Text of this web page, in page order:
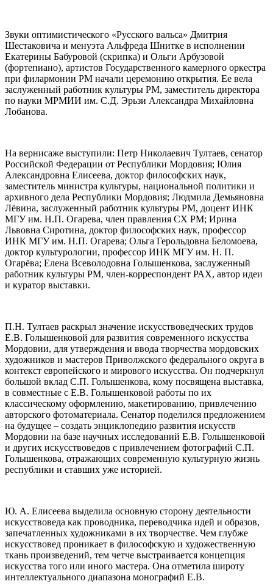
Звуки оптимистического «Русского вальса» Дмитрия
Шестаковича и менуэта Альфреда Шнитке в исполнении
Екатерины Бабуровой (скрипка) и Ольги Арбузовой
(фортепиано), артистов Государственного камерного оркестра
при филармонии РМ начали церемонию открытия. Ее вела
заслуженный работник культуры РМ, заместитель директора
по науки МРМИИ им. С.Д. Эрьзи Александра Михайловна
Лобанова.
На вернисаже выступили: Петр Николаевич Тултаев, сенатор
Российской Федерации от Республики Мордовия; Юлия
Александровна Елисеева, доктор философских наук,
заместитель министра культуры, национальной политики и
архивного дела Республики Мордовия; Людмила Демьяновна
Лёвина, заслуженный работник культуры РМ, доцент ИНК
МГУ им. Н.П. Огарева, член правления СХ РМ; Ирина
Львовна Сиротина, доктор философских наук, профессор
ИНК МГУ им. Н.П. Огарева; Ольга Герольдовна Беломоева,
доктор культурологии, профессор ИНК МГУ им. Н. П.
Огарёва; Елена Всеволодовна Голышенкова, заслуженный
работник культуры РМ, член-корреспондент РАХ, автор идеи
и куратор выставки.
П.Н. Тултаев раскрыл значение искусствоведческих трудов
Е.В. Голышенковой для развития современного искусства
Мордовии, для утверждения и ввода творчества мордовских
художников и мастеров Приволжского федерального округа в
контекст европейского и мирового искусства. Он подчеркнул
большой вклад С.П. Голышенкова, кому посвящена выставка,
в совместные с Е.В. Голышенковой работы по их
классическому оформлению, макетированию, привлечению
авторского фотоматериала. Сенатор поделился предложением
на будущее – создать энциклопедию развития искусств
Мордовии на базе научных исследований Е.В. Голышенковой
и других искусствоведов с привлечением фотографий С.П.
Голышенкова, отражающих современную культурную жизнь
республики и ставших уже историей.
Ю. А. Елисеева выделила основную сторону деятельности
искусствоведа как проводника, переводчика идей и образов,
запечатленных художниками в их творчестве. Чем глубже
искусствовед проникает в философскую и художественную
ткань произведений, тем четче выстраивается концепция
искусства того или иного мастера. Она отметила широту
интеллектуального диапазона монографий Е.В.